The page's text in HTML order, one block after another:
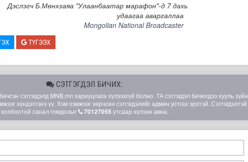
эхнээсээ ашиглалтад ороход бэлэн болжээ
Дэслэгч Б.Мөнхзаяа "Улаанбаатар марафон"-д 7 дахь
удаагаа аваргаллаа
Mongolian National Broadcaster
ТҮГЭЭХ
СЭТГЭГДЭЛ БИЧИХ:
сэтгэгдэлд MNB.mn хариуцлага хүлээхгүй болно. ТА сэтгэгдэл бичихдээ хууль зүйн
хүндэтгэнэ үү. Хэм хэмжээг зөрчсөн сэтгэгдэлийг админ устгах эрхтэй. Сэтгэгдэлтэй
холбоотой санал гомдолыг
70127055 утсаар хүлээн авна.